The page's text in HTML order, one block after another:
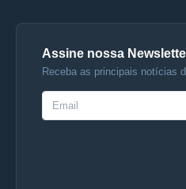
Assine nossa
Receba as principais notícias